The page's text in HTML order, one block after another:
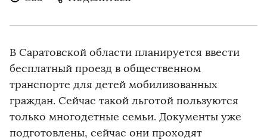
В Саратовской области планируется ввести
бесплатный проезд в общественном
транспорте для детей мобилизованных
граждан. Сейчас такой льготой пользуются
только многодетные семьи. Документы уже
подготовлены, сейчас они проходят